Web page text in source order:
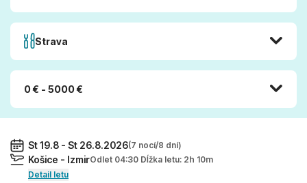
Strava
0 € - 5000 €
St 19.8 - St 26.8.2026(7 nocí/8 dní)
Košice - IzmirOdlet 04:30 Dĺžka letu: 2h 10m
Detail letu